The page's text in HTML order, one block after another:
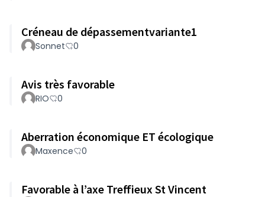
Créneau de dépassementvariante1
Sonnet 0
Avis très favorable
RIO 0
Aberration économique ET écologique
Maxence 0
Favorable à l’axe Treffieux St Vincent